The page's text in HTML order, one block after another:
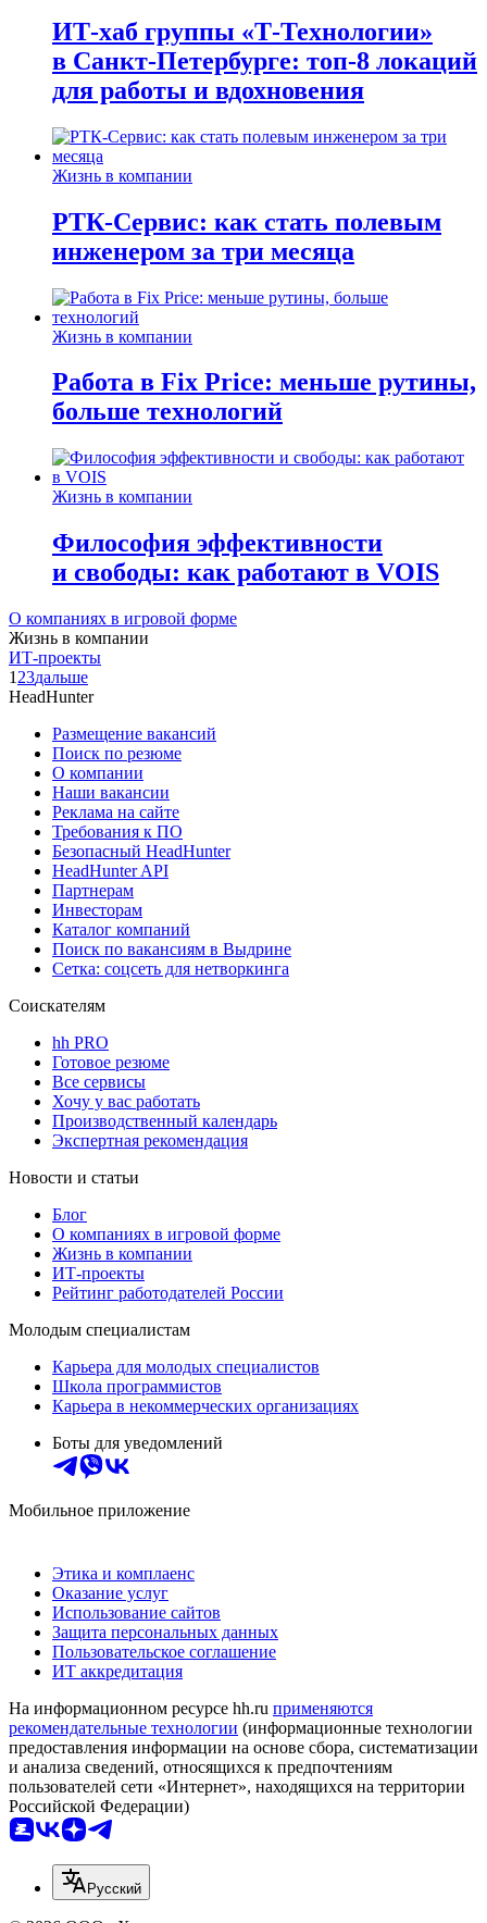
ИТ-хаб группы «Т-Технологии»
в Санкт-Петербурге: топ-8 локаций
для работы и вдохновения
Жизнь в компании
РТК-Сервис: как стать полевым
инженером за три месяца
Жизнь в компании
Работа в Fix Price: меньше рутины,
больше технологий
Жизнь в компании
Философия эффективности
и свободы: как работают в VOIS
О компаниях в игровой форме
Жизнь в компании
ИТ-проекты
1 23дальше
HeadHunter
Размещение вакансий
Поиск по резюме
О компании
Наши вакансии
Реклама на сайте
Требования к ПО
Безопасный HeadHunter
HeadHunter API
Партнерам
Инвесторам
Каталог компаний
Поиск по вакансиям в Выдрине
Сетка: соцсеть для нетворкинга
Соискателям
hh PRO
Готовое резюме
Все сервисы
Хочу у вас работать
Производственный календарь
Экспертная рекомендация
Новости и статьи
Блог
О компаниях в игровой форме
Жизнь в компании
ИТ-проекты
Рейтинг работодателей России
Молодым специалистам
Карьера для молодых специалистов
Школа программистов
Карьера в некоммерческих организациях
Боты для уведомлений
Мобильное приложение
Этика и комплаенс
Оказание услуг
Использование сайтов
Защита персональных данных
Пользовательское соглашение
ИТ аккредитация
На информационном ресурсе hh.ru применяются
рекомендательные технологии (информационные технологии
предоставления информации на основе сбора, систематизации
и анализа сведений, относящихся к предпочтениям
пользователей сети «Интернет», находящихся на территории
Российской Федерации)
Русский